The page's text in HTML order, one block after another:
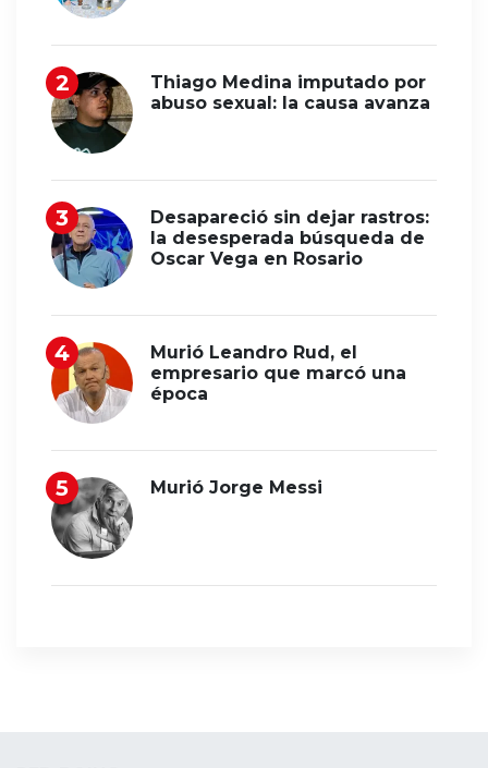
Thiago Medina imputado por
abuso sexual: la causa avanza
Desapareció sin dejar rastros:
la desesperada búsqueda de
Oscar Vega en Rosario
Murió Leandro Rud, el
empresario que marcó una
época
Murió Jorge Messi